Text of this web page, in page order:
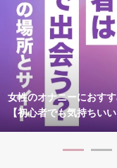
女性のオナニーにおす
【初心者でも気持ちい